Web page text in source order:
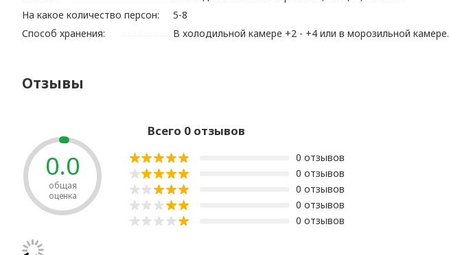
На какое количество персон:
5-8
Способ хранения:
В холодильной камере +2 - +4 или в морозильной камере.
Отзывы
0.0
общая
оценка
Всего 0 отзывов
0 отзывов
0 отзывов
0 отзывов
0 отзывов
0 отзывов